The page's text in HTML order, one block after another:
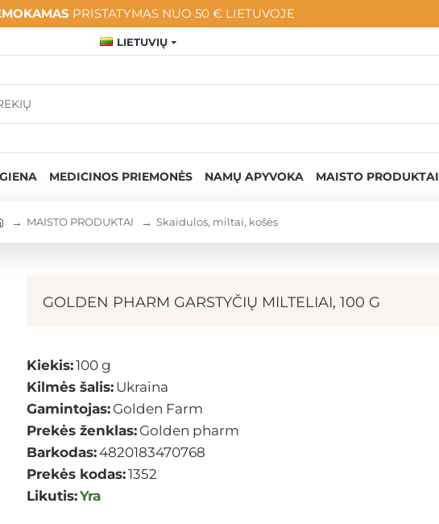
PRISTATYMAS NUO 50 € LIETUVOJE
LIETUVIŲ
MEDICINOS PRIEMONĖS NAMŲ APYVOKA MAISTO PRODUKTAI
MAISTO PRODUKTAI Skaidulos, miltai, košės
GOLDEN PHARM GARSTYČIŲ MILTELIAI, 100 G
Kiekis:100 g
Kilmės šalis: Ukraina
Gamintojas: Golden Farm
Prekės ženklas: Golden pharm
Barkodas:4820183470768
Prekės kodas:1352
Likutis:Yra